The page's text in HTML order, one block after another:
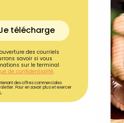
télécharge
des courriels
savoir si vous
sur le terminal
de confidentialité.
des offres commerciales
Pour en savoir plus et exercer